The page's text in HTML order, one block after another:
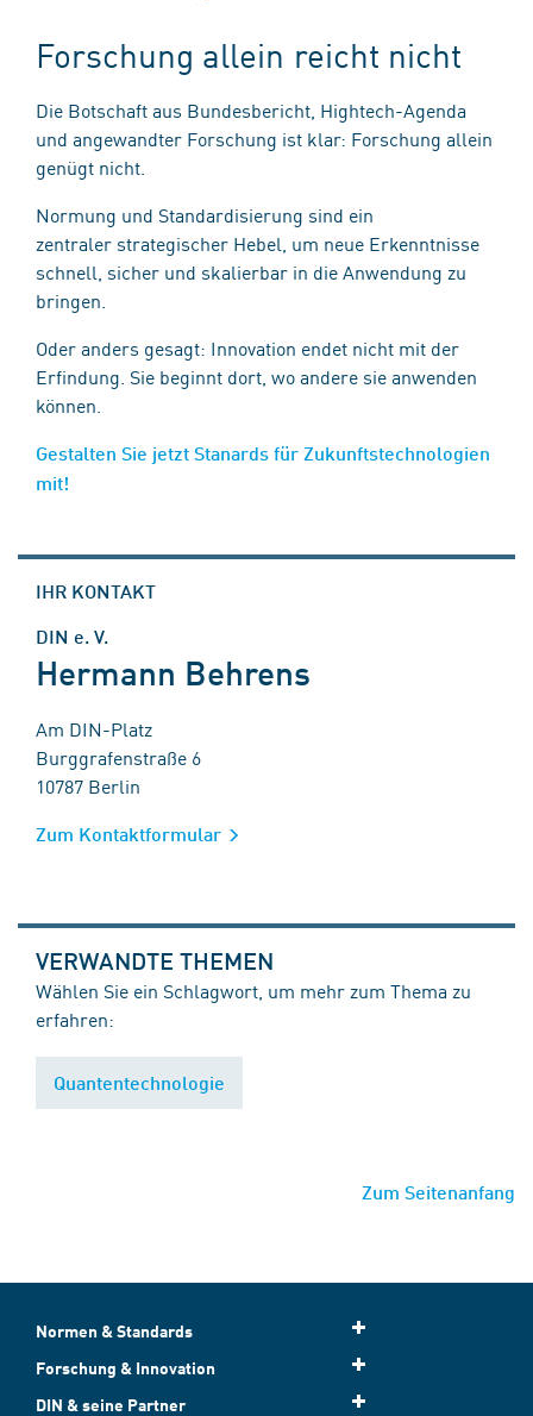
Forschung allein reicht nicht
Die Botschaft aus Bundesbericht, Hightech-Agenda
und angewandter Forschung ist klar: Forschung allein
genügt nicht.
Normung und Standardisierung sind ein
zentraler strategischer Hebel, um neue Erkenntnisse
schnell, sicher und skalierbar in die Anwendung zu
bringen.
Oder anders gesagt: Innovation endet nicht mit der
Erfindung. Sie beginnt dort, wo andere sie anwenden
können.
Gestalten Sie jetzt Stanards für Zukunftstechnologien
mit!
IHR KONTAKT
DIN e. V.
Hermann Behrens
Am DIN-Platz
Burggrafenstraße 6
10787 Berlin
Zum Kontaktformular
VERWANDTE THEMEN
Wählen Sie ein Schlagwort, um mehr zum Thema zu
erfahren:
Quantentechnologie
Zum Seitenanfang
Normen & Standards
Forschung & Innovation
DIN & seine Partner